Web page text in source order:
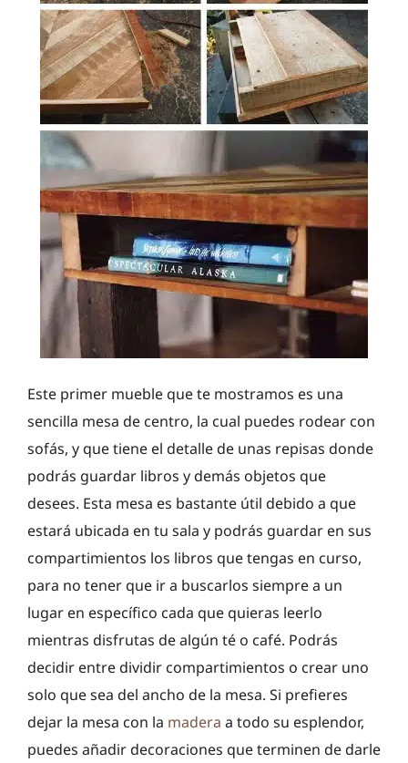
Este primer mueble que te mostramos es una
sencilla mesa de centro, la cual puedes rodear con
sofás, y que tiene el detalle de unas repisas donde
podrás guardar libros y demás objetos que
desees. Esta mesa es bastante útil debido a que
estará ubicada en tu sala y podrás guardar en sus
compartimientos los libros que tengas en curso,
para no tener que ir a buscarlos siempre a un
lugar en específico cada que quieras leerlo
mientras disfrutas de algún té o café. Podrás
decidir entre dividir compartimientos o crear uno
solo que sea del ancho de la mesa. Si prefieres
dejar la mesa con la madera a todo su esplendor,
puedes añadir decoraciones que terminen de darle